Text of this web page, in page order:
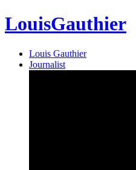
LouisGauthier
Louis Gauthier
Journalist